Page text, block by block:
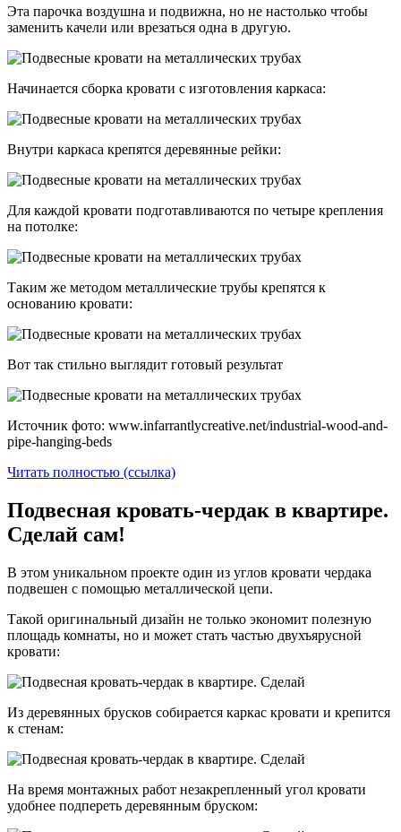
Эта парочка воздушна и подвижна, но не настолько чтобы
заменить качели или врезаться одна в другую.
Начинается сборка кровати с изготовления каркаса:
Внутри каркаса крепятся деревянные рейки:
Для каждой кровати подготавливаются по четыре крепления
на потолке:
Таким же методом металлические трубы крепятся к
основанию кровати:
Вот так стильно выглядит готовый результат
Источник фото: www.infarrantlycreative.net/industrial-wood-and-
pipe-hanging-beds
Читать полностью (ссылка)
Подвесная кровать-чердак в квартире.
Сделай сам!
В этом уникальном проекте один из углов кровати чердака
подвешен с помощью металлической цепи.
Такой оригинальный дизайн не только экономит полезную
площадь комнаты, но и может стать частью двухъярусной
кровати:
Из деревянных брусков собирается каркас кровати и крепится
к стенам:
На время монтажных работ незакрепленный угол кровати
удобнее подпереть деревянным бруском: